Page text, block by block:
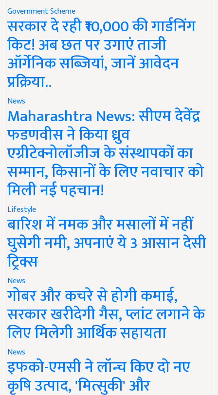
Government Scheme
सरकार दे रही ₹10,000 की गार्डनिंग
किट! अब छत पर उगाएं ताजी
ऑर्गेनिक सब्जियां, जानें आवेदन
प्रक्रिया..
News
Maharashtra News: सीएम देवेंद्र
फडणवीस ने किया ध्रुव
एग्रीटेक्नोलॉजीज के संस्थापकों का
सम्मान, किसानों के लिए नवाचार को
मिली नई पहचान!
Lifestyle
बारिश में नमक और मसालों में नहीं
घुसेगी नमी, अपनाएं ये 3 आसान देसी
ट्रिक्स
News
गोबर और कचरे से होगी कमाई,
सरकार खरीदेगी गैस, प्लांट लगाने के
लिए मिलेगी आर्थिक सहायता
News
इफको-एमसी ने लॉन्च किए दो नए
कृषि उत्पाद, 'मित्सुकी' और